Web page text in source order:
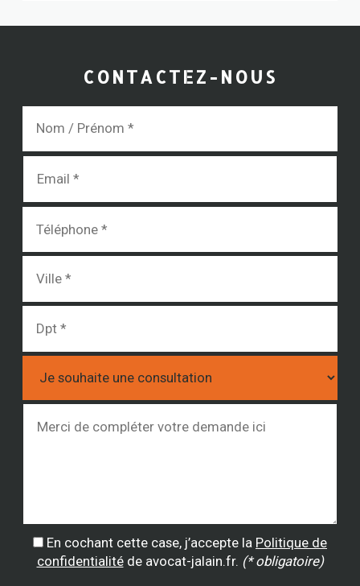
CONTACTEZ-NOUS
En cochant cette case, j’accepte la Politique de
confidentialitéde avocat-jalain.fr. (* obligatoire)